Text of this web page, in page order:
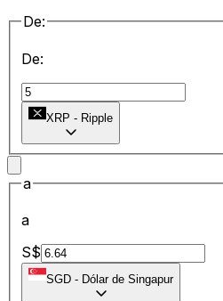
De:
De:
XRP - Ripple
a
a
S$
SGD - Dólar de Singapur